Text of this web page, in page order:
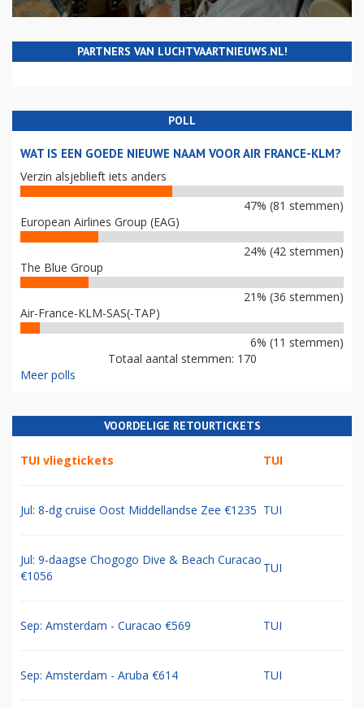
PARTNERS VAN LUCHTVAARTNIEUWS.NL!
POLL
WAT IS EEN GOEDE NIEUWE NAAM VOOR AIR FRANCE-KLM?
Verzin alsjeblieft iets anders
47% (81 stemmen)
European Airlines Group (EAG)
24% (42 stemmen)
The Blue Group
21% (36 stemmen)
Air-France-KLM-SAS(-TAP)
6% (11 stemmen)
Totaal aantal stemmen: 170
Meer polls
VOORDELIGE RETOURTICKETS
TUI vliegtickets TUI
Jul: 8-dg cruise Oost Middellandse Zee €1235 TUI
Jul: 9-daagse Chogogo Dive & Beach Curacao
€1056
TUI
Sep: Amsterdam - Curacao €569 TUI
Sep: Amsterdam - Aruba €614 TUI